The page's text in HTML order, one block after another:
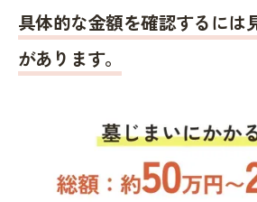
具体的な金額を確認するには
があります。